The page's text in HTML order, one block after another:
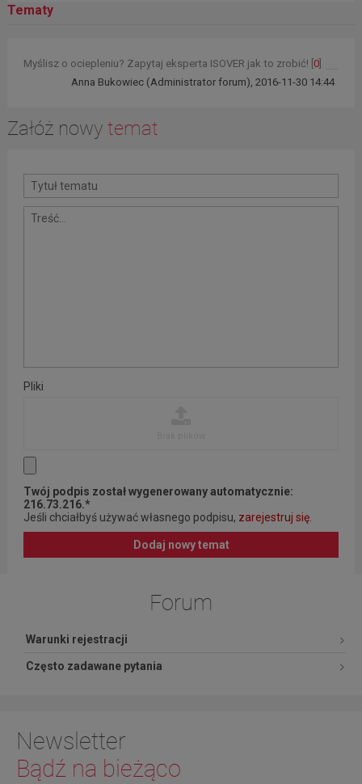
Tematy
Myślisz o ociepleniu? Zapytaj eksperta ISOVER jak to zrobić! [ 0]
Anna Bukowiec (Administrator forum), 2016-11-30 14:44
Załóż nowy temat
Pliki
Twój podpis został wygenerowany automatycznie:
216.73.216.*
Jeśli chciałbyś używać własnego podpisu, zarejestruj się.
Dodaj nowy temat
Forum
Warunki rejestracji
Często zadawane pytania
Newsletter
Bądź na bieżąco